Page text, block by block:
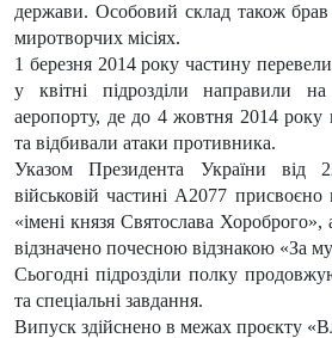
держави. Особовий склад також
миротворчих місіях.
1 березня 2014 року частину
у квітні підрозділи направили
аеропорту, де до 4 жовтня 2014
та відбивали атаки противника.
Указом Президента України від
військовій частині А2077
«імені князя Святослава
відзначено почесною відзнакою «За
Сьогодні підрозділи полку
та спеціальні завдання.
Випуск здійснено в межах проєкту